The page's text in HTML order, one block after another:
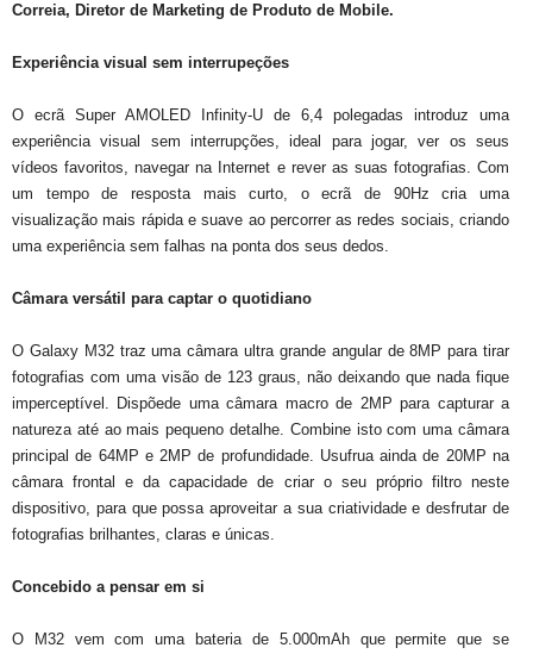
Correia, Diretor de Marketing de Produto de Mobile.
Experiência visual sem interrupeções
O ecrã Super AMOLED Infinity-U de 6,4 polegadas introduz uma
experiência visual sem interrupções, ideal para jogar, ver os seus
vídeos favoritos, navegar na Internet e rever as suas fotografias. Com
um tempo de resposta mais curto, o ecrã de 90Hz cria uma
visualização mais rápida e suave ao percorrer as redes sociais, criando
uma experiência sem falhas na ponta dos seus dedos.
Câmara versátil para captar o quotidiano
O Galaxy M32 traz uma câmara ultra grande angular de 8MP para tirar
fotografias com uma visão de 123 graus, não deixando que nada fique
imperceptível. Dispõede uma câmara macro de 2MP para capturar a
natureza até ao mais pequeno detalhe. Combine isto com uma câmara
principal de 64MP e 2MP de profundidade. Usufrua ainda de 20MP na
câmara frontal e da capacidade de criar o seu próprio filtro neste
dispositivo, para que possa aproveitar a sua criatividade e desfrutar de
fotografias brilhantes, claras e únicas.
Concebido a pensar em si
O M32 vem com uma bateria de 5.000mAh que permite que se